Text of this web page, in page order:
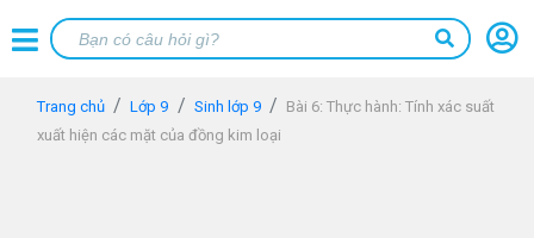
Trang chủ Lớp 9 Sinh lớp 9
Bài 6: Thực hành: Tính xác suất
xuất hiện các mặt của đồng kim loại